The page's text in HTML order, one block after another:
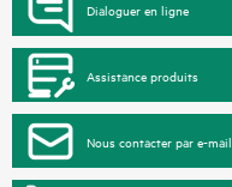
Dialoguer en ligne
Assistance produits
Nous contacter par e-mail